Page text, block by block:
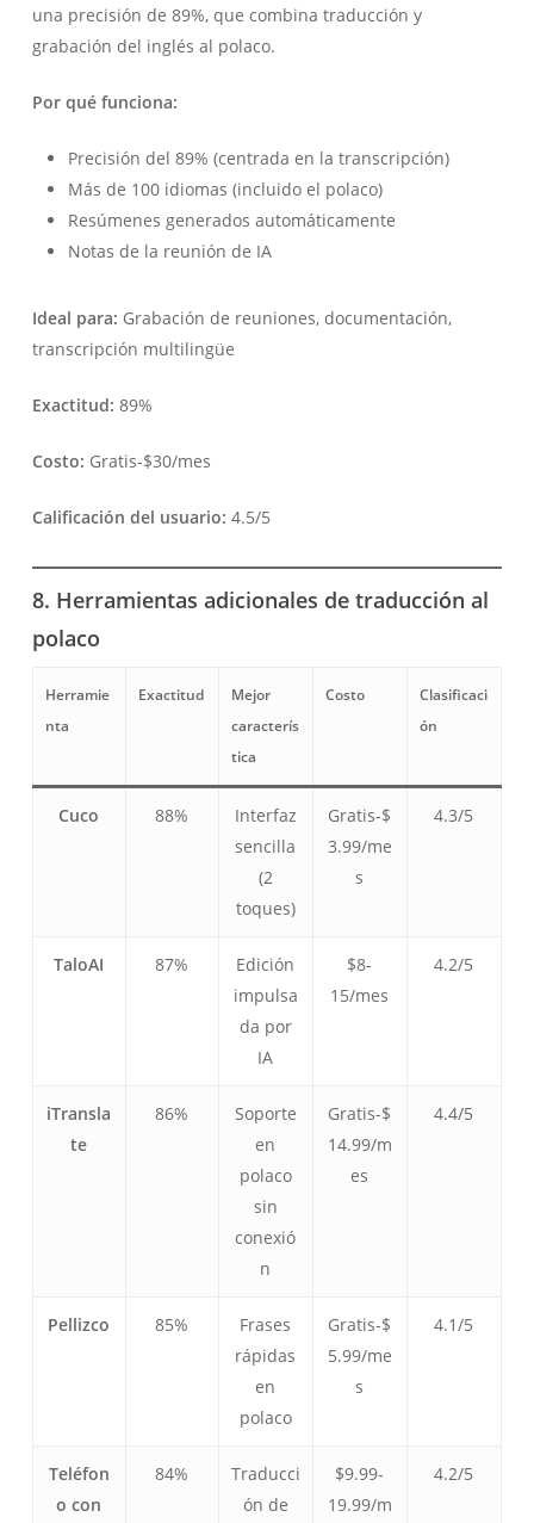
una precisión de 89%, que combina traducción y
grabación del inglés al polaco.
Por qué funciona:
Precisión del 89% (centrada en la transcripción)
Más de 100 idiomas (incluido el polaco)
Resúmenes generados automáticamente
Notas de la reunión de IA
Ideal para: Grabación de reuniones, documentación,
transcripción multilingüe
Exactitud: 89%
Costo: Gratis-$30/mes
Calificación del usuario: 4.5/5
8. Herramientas adicionales de traducción al
polaco
Herramie
nta
Exactitud
Mejor
caracterís
tica
Costo
Clasificaci
ón
Cuco 88%
Interfaz
sencilla
(2
toques)
Gratis-$
3.99/me
s
4.3/5
TaloAI 87%
Edición
impulsa
da por
IA
$8-
15/mes
4.2/5
iTransla
te
86%
Soporte
en
polaco
sin
conexió
n
Gratis-$
14.99/m
es
4.4/5
Pellizco 85%
Frases
rápidas
en
polaco
Gratis-$
5.99/me
s
4.1/5
Teléfon
o con
84%
Traducci
ón de
$9.99-
19.99/m
4.2/5